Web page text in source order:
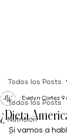
Todos los Posts
Nutrición
Todos los Posts
¿Dieta
Evelyn Cortez 9
Si vamos a